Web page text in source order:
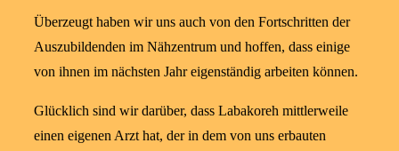
Überzeugt haben wir uns auch von den Fortschritten der
Auszubildenden im Nähzentrum und hoffen, dass einige
von ihnen im nächsten Jahr eigenständig arbeiten können.
Glücklich sind wir darüber, dass Labakoreh mittlerweile
einen eigenen Arzt hat, der in dem von uns erbauten